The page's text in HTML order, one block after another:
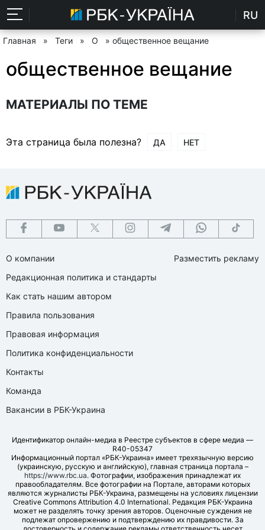
RU
Главная » Теги » О » общественное вещание
общественное вещание
МАТЕРИАЛЫ ПО ТЕМЕ
Эта страница была полезна? ДА НЕТ
О компании
Редакционная политика и стандарты
Как стать нашим автором
Правила пользования
Правовая информация
Политика конфиденциальности
Контакты
Команда
Вакансии в РБК-Украина
Разместить рекламу
Идентификатор онлайн-медиа в Реестре субъектов в сфере медиа —
R40-05347
Информационный портал «РБК-Украина» имеет трехязычную версию
(украинскую, русскую и английскую), главная страница портала –
https://www.rbc.ua. Фотографии, изображения принадлежат их
правообладателям. Все фотографии на Портале, авторами которых
являются журналисты РБК-Украина, размещены на условиях лицензии
Creative Commons Attribution 4.0 International. Редакция РБК-Украина
может не разделять точку зрения авторов. Оценочные суждения не
подлежат опровержению и подтверждению их правдивости. За